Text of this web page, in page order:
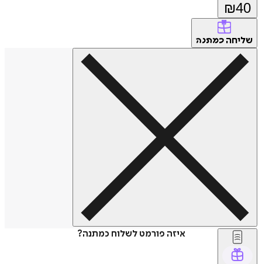
₪40
שליחה כמתנה
איזה פורמט לשלוח כמתנה?